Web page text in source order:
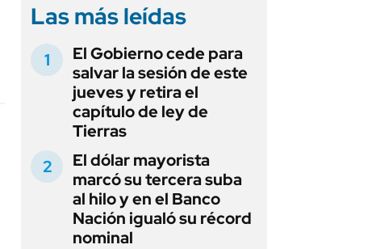
Las más leídas
El Gobierno cede para
salvar la sesión de este
jueves y retira el
capítulo de ley de
Tierras
El dólar mayorista
marcó su tercera suba
al hilo y en el Banco
Nación igualó su récord
nominal